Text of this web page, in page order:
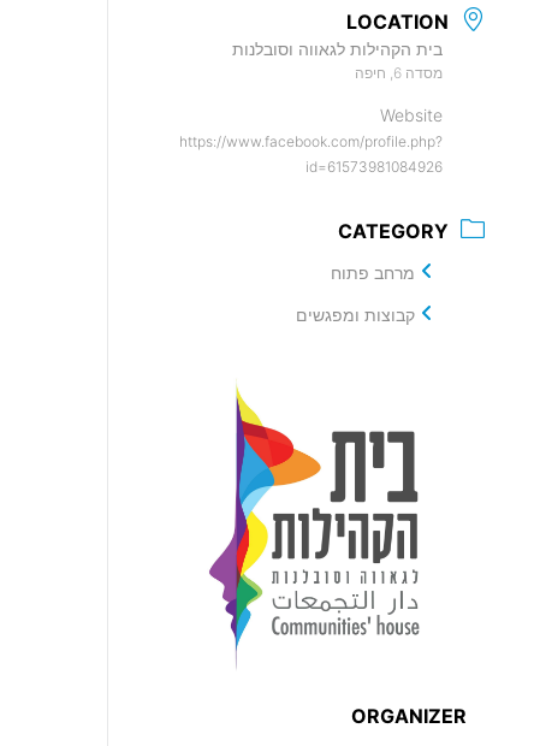
LOCATION
בית הקהילות לגאווה וסובלנות
מסדה 6, חיפה
Website
https://www.facebook.com/profile.php?
id=61573981084926
CATEGORY
מרחב פתוח
קבוצות ומפגשים
ORGANIZER